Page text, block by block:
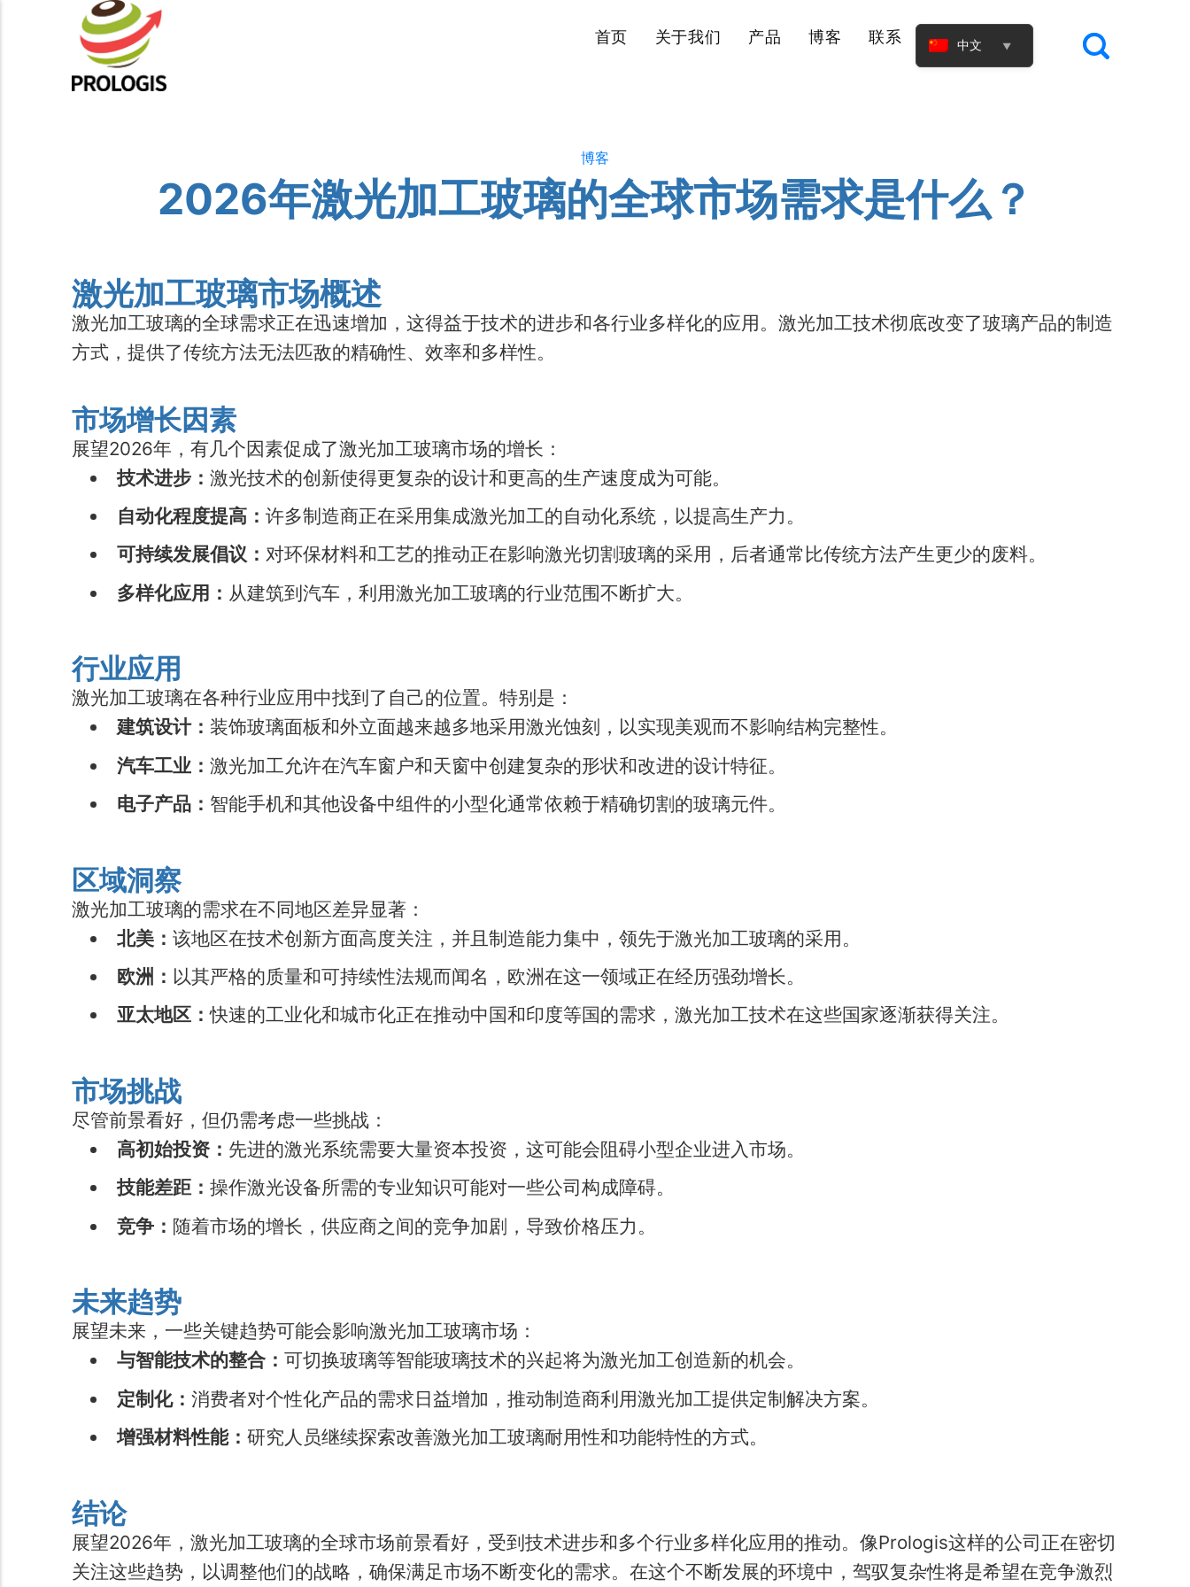
首页 关于我们 产品 博客 联系 中文 ▼
博客
2026年激光加工玻璃的全球市场需求是什么？
激光加工玻璃市场概述
激光加工玻璃的全球需求正在迅速增加，这得益于技术的进步和各行业多样化的应用。激光加工技术彻底改变了玻璃产品的制造
方式，提供了传统方法无法匹敌的精确性、效率和多样性。
市场增长因素
展望2026年，有几个因素促成了激光加工玻璃市场的增长：
技术进步：激光技术的创新使得更复杂的设计和更高的生产速度成为可能。
自动化程度提高：许多制造商正在采用集成激光加工的自动化系统，以提高生产力。
可持续发展倡议：对环保材料和工艺的推动正在影响激光切割玻璃的采用，后者通常比传统方法产生更少的废料。
多样化应用： 从建筑到汽车，利用激光加工玻璃的行业范围不断扩大。
行业应用
激光加工玻璃在各种行业应用中找到了自己的位置。特别是：
建筑设计：装饰玻璃面板和外立面越来越多地采用激光蚀刻，以实现美观而不影响结构完整性。
汽车工业：激光加工允许在汽车窗户和天窗中创建复杂的形状和改进的设计特征。
电子产品： 智能手机和其他设备中组件的小型化通常依赖于精确切割的玻璃元件。
区域洞察
激光加工玻璃的需求在不同地区差异显著：
北美：该地区在技术创新方面高度关注，并且制造能力集中，领先于激光加工玻璃的采用。
欧洲： 以其严格的质量和可持续性法规而闻名，欧洲在这一领域正在经历强劲增长。
亚太地区：快速的工业化和城市化正在推动中国和印度等国的需求，激光加工技术在这些国家逐渐获得关注。
市场挑战
尽管前景看好，但仍需考虑一些挑战：
高初始投资： 先进的激光系统需要大量资本投资，这可能会阻碍小型企业进入市场。
技能差距：操作激光设备所需的专业知识可能对一些公司构成障碍。
竞争： 随着市场的增长，供应商之间的竞争加剧，导致价格压力。
未来趋势
展望未来，一些关键趋势可能会影响激光加工玻璃市场：
与智能技术的整合：可切换玻璃等智能玻璃技术的兴起将为激光加工创造新的机会。
定制化：消费者对个性化产品的需求日益增加，推动制造商利用激光加工提供定制解决方案。
增强材料性能：研究人员继续探索改善激光加工玻璃耐用性和功能特性的方式。
结论
展望2026年，激光加工玻璃的全球市场前景看好，受到技术进步和多个行业多样化应用的推动。像Prologis这样的公司正在密切
关注这些趋势，以调整他们的战略，确保满足市场不断变化的需求。在这个不断发展的环境中，驾驭复杂性将是希望在竞争激烈